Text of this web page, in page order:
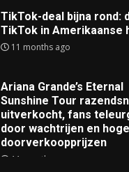
TikTok-deal bijna rond:
TikTok in Amerikaanse
11 months ago
Ariana Grande’s Eternal
Sunshine Tour
uitverkocht, fans
door wachtrijen en hoge
doorverkoopprijzen
11 months ago